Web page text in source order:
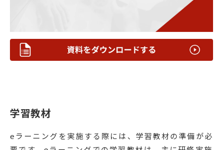
学習教材
eラーニングを実施する際には、学習教材の準備が必